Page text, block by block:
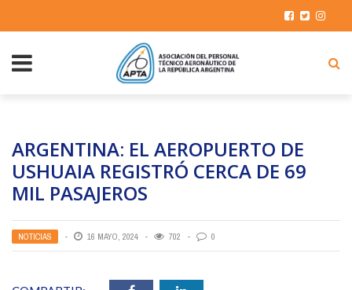
ARGENTINA: EL AEROPUERTO DE
USHUAIA REGISTRÓ CERCA DE 69
MIL PASAJEROS
NOTICIAS 16 MAYO, 2024 702 0